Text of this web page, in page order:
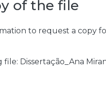
of the file
to request a copy
Dissertação_Ana